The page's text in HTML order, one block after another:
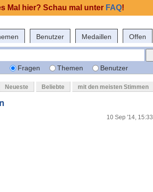
Benutzer Medaillen Offen
Fragen Themen Benutzer
Neueste Beliebte mit den meisten Stimmen
10 Sep '14, 15:33
Mal hier? Schau mal unter FAQ!